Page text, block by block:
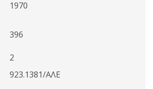
1970
396
2
923.1381/ΑΛΕ